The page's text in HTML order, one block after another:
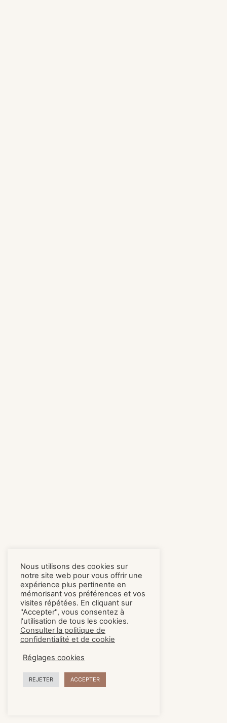
Nous utilisons des cookies sur
notre site web pour vous offrir une
expérience plus pertinente en
mémorisant vos préférences et vos
visites répétées. En cliquant sur
"Accepter", vous consentez à
l'utilisation de tous les cookies.
Consulter la politique de
confidentialité et de cookie
Réglages cookies
REJETER ACCEPTER